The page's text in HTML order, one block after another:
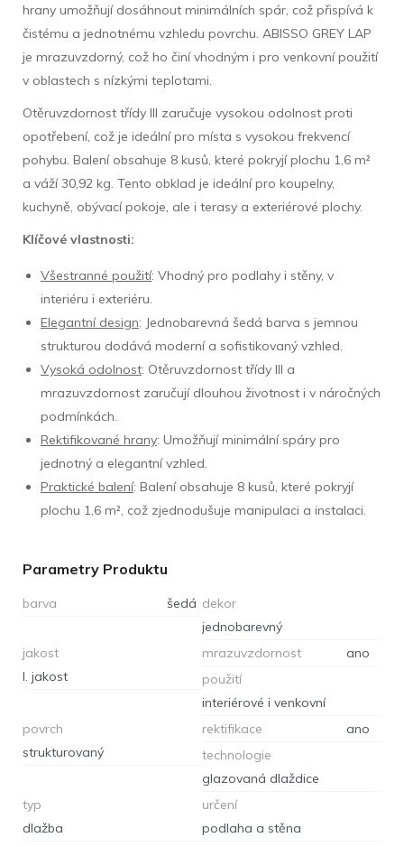
hrany umožňují dosáhnout minimálních spár, což přispívá k
čistému a jednotnému vzhledu povrchu. ABISSO GREY LAP
je mrazuvzdorný, což ho činí vhodným i pro venkovní použití
v oblastech s nízkými teplotami.
Otěruvzdornost třídy III zaručuje vysokou odolnost proti
opotřebení, což je ideální pro místa s vysokou frekvencí
pohybu. Balení obsahuje 8 kusů, které pokryjí plochu 1,6 m²
a váží 30,92 kg. Tento obklad je ideální pro koupelny,
kuchyně, obývací pokoje, ale i terasy a exteriérové plochy.
Klíčové vlastnosti:
Všestranné použití: Vhodný pro podlahy i stěny, v
interiéru i exteriéru.
Elegantní design: Jednobarevná šedá barva s jemnou
strukturou dodává moderní a sofistikovaný vzhled.
Vysoká odolnost: Otěruvzdornost třídy III a
mrazuvzdornost zaručují dlouhou životnost i v náročných
podmínkách.
Rektifikované hrany: Umožňují minimální spáry pro
jednotný a elegantní vzhled.
Praktické balení: Balení obsahuje 8 kusů, které pokryjí
plochu 1,6 m², což zjednodušuje manipulaci a instalaci.
Parametry Produktu
barva šedá dekor
jednobarevný
jakost
I. jakost
mrazuvzdornost
ano
použití
interiérové i venkovní
povrch
strukturovaný
rektifikace
ano
technologie
glazovaná dlaždice
typ
dlažba
určení
podlaha a stěna